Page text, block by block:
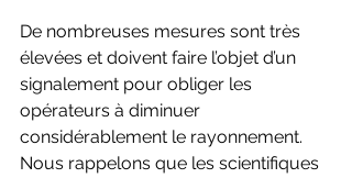
De nombreuses mesures sont très
élevées et doivent faire l’objet d’un
signalement pour obliger les
opérateurs à diminuer
considérablement le rayonnement.
Nous rappelons que les scientifiques